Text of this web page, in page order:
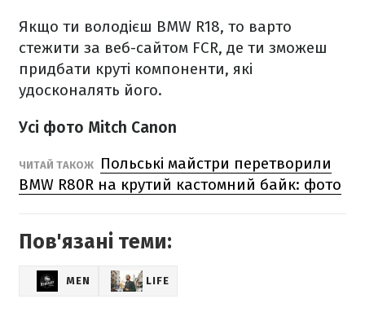
Якщо ти володієш BMW R18, то варто
стежити за веб-сайтом FCR, де ти зможеш
придбати круті компоненти, які
удосконалять його.
Усі фото Mitch Canon
ЧИТАЙ ТАКОЖ
Польські майстри перетворили
BMW R80R на крутий кастомний байк: фото
Пов'язані теми:
MEN LIFE